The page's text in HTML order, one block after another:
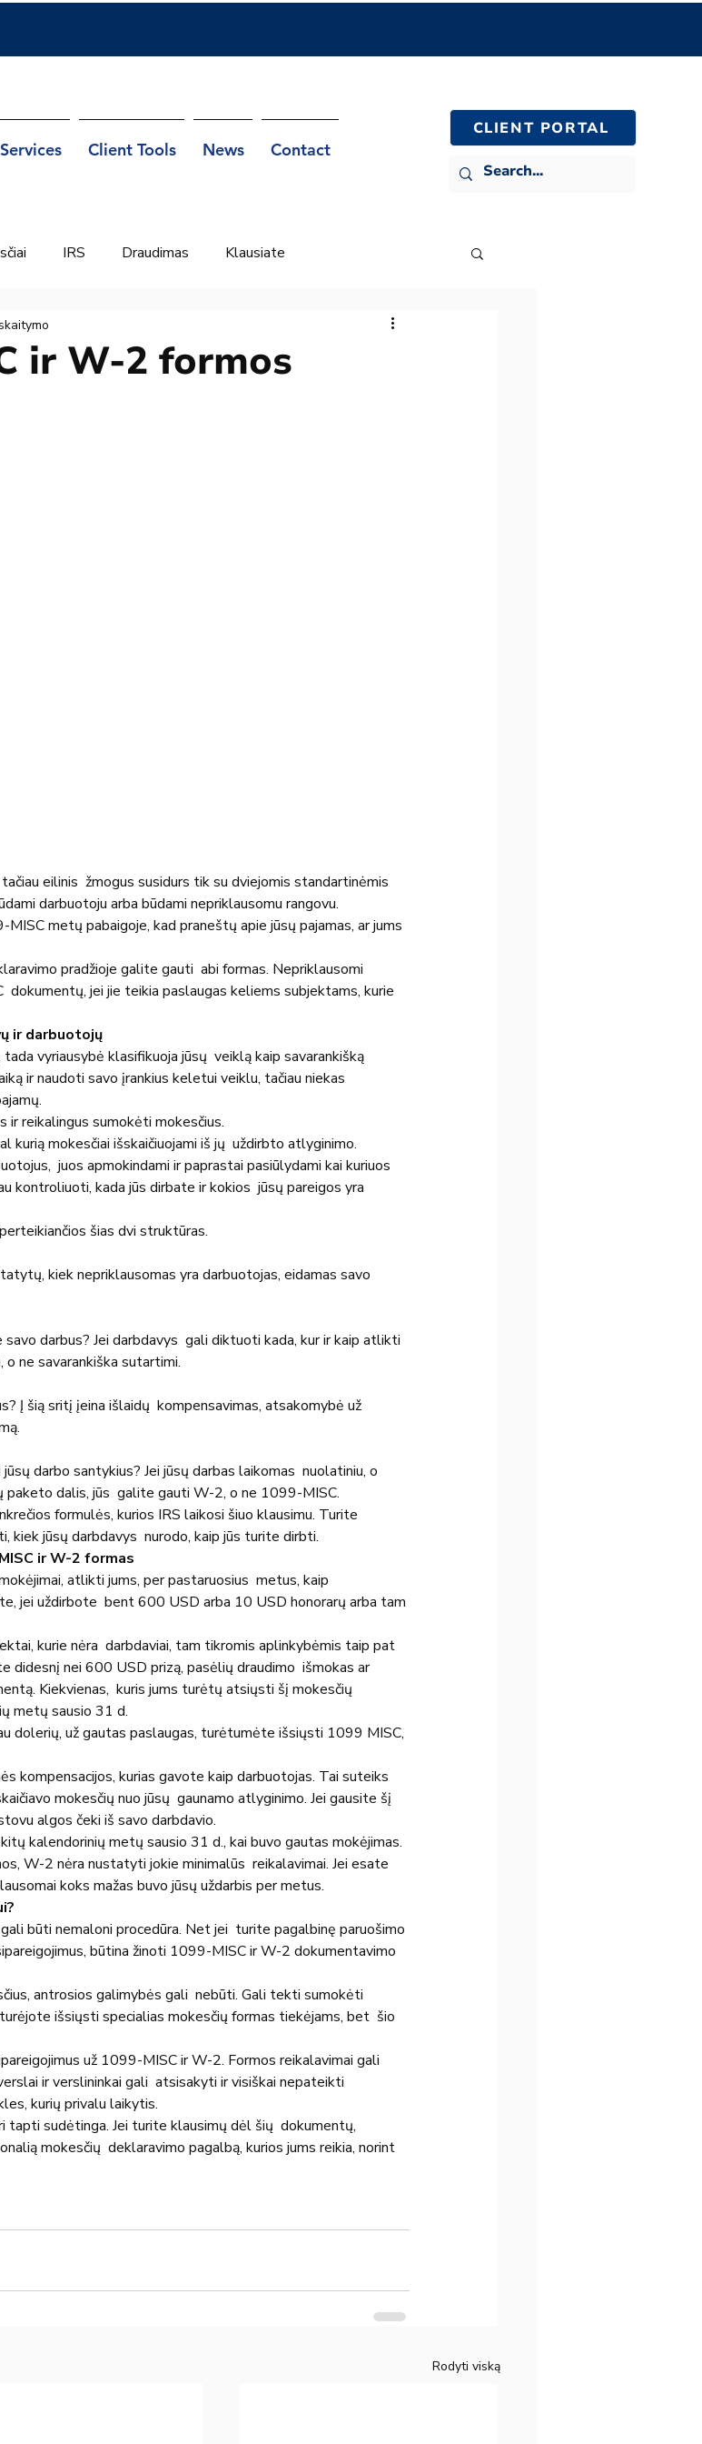
Services Client Tools News Contact
CLIENT PORTAL
IRS Draudimas Klausiate
ir W-2 formos
eilinis  žmogus susidurs tik su dviejomis standartinėmis
darbuotoju arba būdami nepriklausomu rangovu.
metų pabaigoje, kad praneštų apie jūsų pajamas, ar jums
pradžioje galite gauti  abi formas. Nepriklausomi
jei jie teikia paslaugas keliems subjektams, kurie
ir darbuotojų
vyriausybė klasifikuoja jūsų  veiklą kaip savarankišką
ir naudoti savo įrankius keletui veiklu, tačiau niekas
ir reikalingus sumokėti mokesčius.
kurią mokesčiai išskaičiuojami iš jų  uždirbto atlyginimo.
juos apmokindami ir paprastai pasiūlydami kai kuriuos
kontroliuoti, kada jūs dirbate ir kokios  jūsų pareigos yra
šias dvi struktūras.
kiek nepriklausomas yra darbuotojas, eidamas savo
darbus? Jei darbdavys  gali diktuoti kada, kur ir kaip atlikti
ne savarankiška sutartimi.
Į šią sritį įeina išlaidų  kompensavimas, atsakomybė už
darbo santykius? Jei jūsų darbas laikomas  nuolatiniu, o
paketo dalis, jūs  galite gauti W-2, o ne 1099-MISC.
formulės, kurios IRS laikosi šiuo klausimu. Turite
jūsų darbdavys  nurodo, kaip jūs turite dirbti.
ir W-2 formas
atlikti jums, per pastaruosius  metus, kaip
jei uždirbote  bent 600 USD arba 10 USD honorarų arba tam
kurie nėra  darbdaviai, tam tikromis aplinkybėmis taip pat
didesnį nei 600 USD prizą, pasėlių draudimo  išmokas ar
Kiekvienas,  kuris jums turėtų atsiųsti šį mokesčių
metų sausio 31 d.
dolerių, už gautas paslaugas, turėtumėte išsiųsti 1099 MISC,
kompensacijos, kurias gavote kaip darbuotojas. Tai suteiks
mokesčių nuo jūsų  gaunamo atlyginimo. Jei gausite šį
algos čeki iš savo darbdavio.
kalendorinių metų sausio 31 d., kai buvo gautas mokėjimas.
W-2 nėra nustatyti jokie minimalūs  reikalavimai. Jei esate
koks mažas buvo jūsų uždarbis per metus.
būti nemaloni procedūra. Net jei  turite pagalbinę paruošimo
būtina žinoti 1099-MISC ir W-2 dokumentavimo
antrosios galimybės gali  nebūti. Gali tekti sumokėti
išsiųsti specialias mokesčių formas tiekėjams, bet  šio
už 1099-MISC ir W-2. Formos reikalavimai gali
ir verslininkai gali  atsisakyti ir visiškai nepateikti
kurių privalu laikytis.
tapti sudėtinga. Jei turite klausimų dėl šių  dokumentų,
mokesčių  deklaravimo pagalbą, kurios jums reikia, norint
Rodyti viską